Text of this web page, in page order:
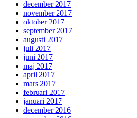
december 2017
november 2017
oktober 2017
september 2017
augusti 2017
juli 2017
juni 2017
maj 2017
april 2017
mars 2017
februari 2017
januari 2017
december 2016